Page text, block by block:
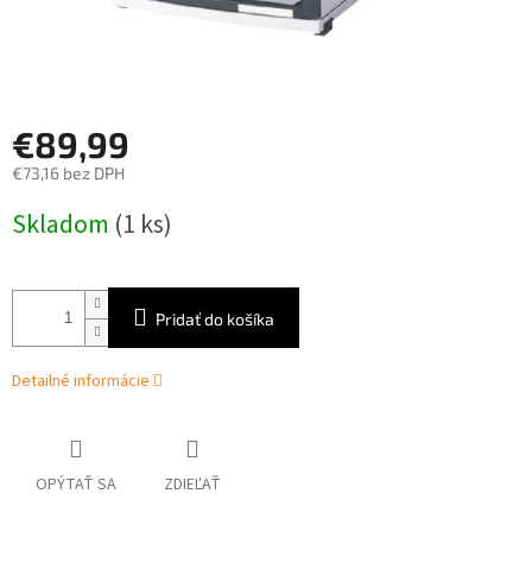
€89,99
€73,16 bez DPH
cena:
Skladom (1 ks)
Pridať do košíka
Detailné informácie
OPÝTAŤ SA ZDIEĽAŤ